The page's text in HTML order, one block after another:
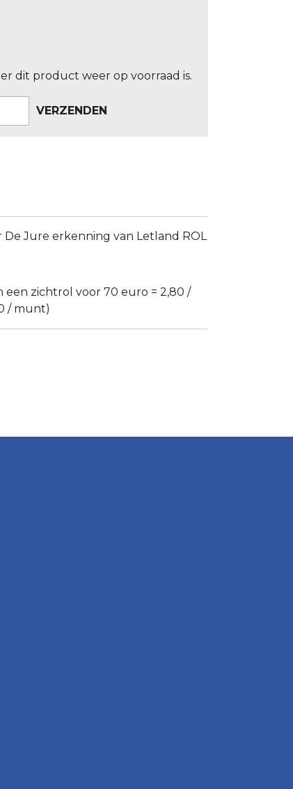
dit product weer op voorraad is.
VERZENDEN
De Jure erkenning van Letland ROL
een zichtrol voor 70 euro = 2,80 /
/ munt)